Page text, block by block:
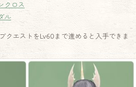
クロス
ル
クエストをLv60まで進めると入手できま